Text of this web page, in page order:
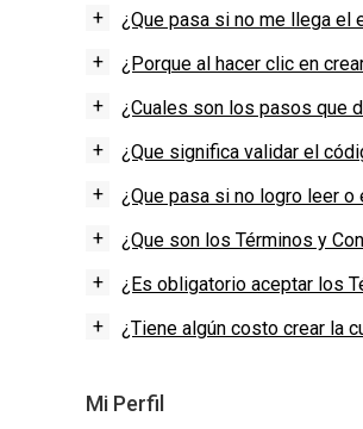
EVENTOS Y
CALENDARIO
MEDIA KIT
SERVICIOS
+
¿Que pasa si no me llega el
+
¿Porque al hacer clic en
+
¿Cuales son los pasos que
+
¿Que significa validar el
+
¿Que pasa si no logro leer
+
¿Que son los Términos y
+
¿Es obligatorio aceptar los
+
¿Tiene algún costo crear la
Mi Perfil